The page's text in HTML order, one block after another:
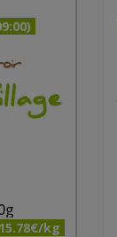
15.78€/kg